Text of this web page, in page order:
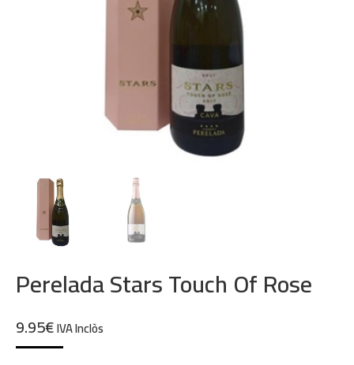
Perelada Stars Touch Of Rose
9.95€IVA Inclòs